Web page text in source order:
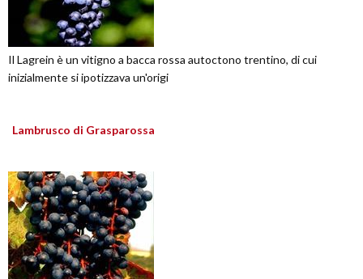
Il Lagrein è un vitigno a bacca rossa autoctono trentino, di cui
inizialmente si ipotizzava un'origi
Lambrusco di Grasparossa